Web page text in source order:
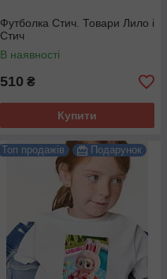
Футболка Стич. Товари Лило і
Стич
В наявності
510 ₴
Купити
Топ продажів Подарунок